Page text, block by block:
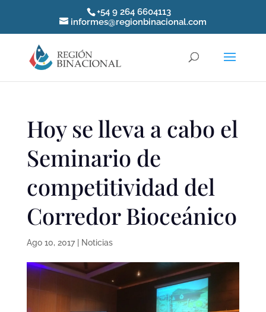
+54 9 264 6604113
informes@regionbinacional.com
Hoy se lleva a cabo el
Seminario de
competitividad del
Corredor Bioceánico
Ago 10, 2017| Noticias